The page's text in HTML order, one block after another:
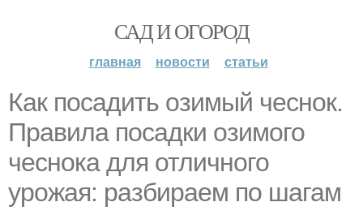
САД И ОГОРОД
главная новости статьи
Как посадить озимый чеснок.
Правила посадки озимого
чеснока для отличного
урожая: разбираем по шагам